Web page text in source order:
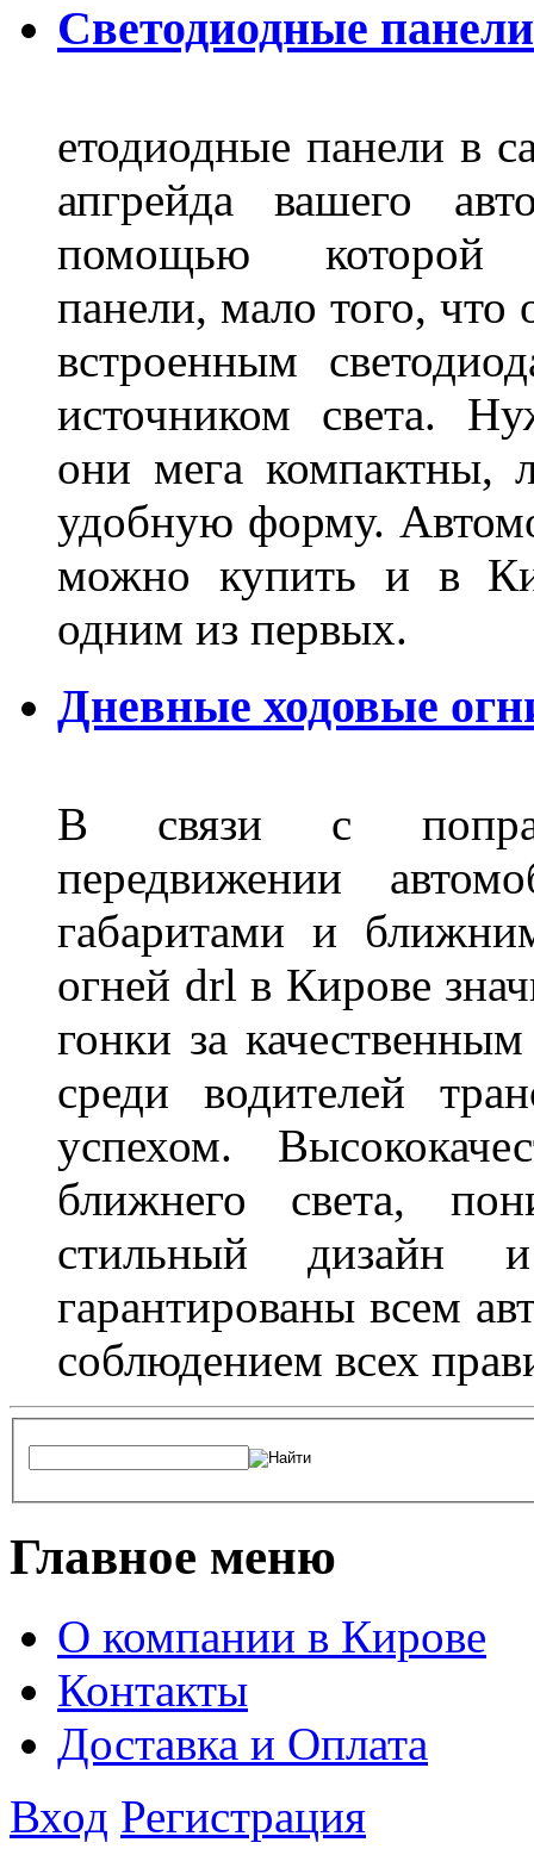
Светодиодные
етодиодные панели в
апгрейда вашего
помощью
панели, мало того, что
встроенным
источником света.
они мега компактны,
удобную форму.
можно купить и в
одним из первых.
Дневные ходовые
В связи с
передвижении
габаритами и
огней drl в Кирове
гонки за
среди водителей
успехом.
ближнего света,
стильный дизайн
гарантированы всем
соблюдением всех
Главное меню
О компании в Кирове
Контакты
Доставка и Оплата
Вход Регистрация